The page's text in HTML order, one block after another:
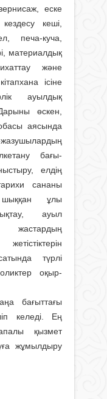
еске
кеші,
печа-куча,
материалдық
және
ісіне
ауылдық
өскен,
аясында
бағы­
елдің
сананы
шыққан ұлы
ауыл
жастардың
түрлі
оқыр­
бағыттағы
келеді. Ең
қызмет
жұмылдыру